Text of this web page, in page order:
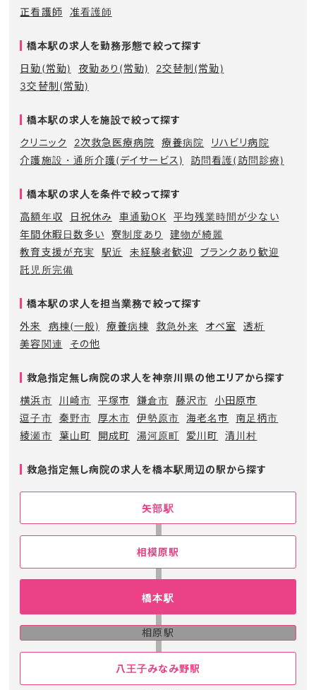
正看護師
准看護師
橋本駅の求人を勤務形態で絞って探す
日勤(常勤)
夜勤あり(常勤)
2交替制(常勤)
3交替制(常勤)
橋本駅の求人を施設で絞って探す
クリニック
2次救急医療病院 療養病院
リハビリ病院
介護施設・通所介護(デイサービス)
訪問看護(訪問診療)
橋本駅の求人を条件で絞って探す
高額年収
日祝休み 車通勤OK
平均残業時間が少ない
年間休暇日数多い
寮制度あり
建物が綺麗
教育支援が充実
駅近 未経験者歓迎
ブランクあり歓迎
託児所完備
橋本駅の求人を担当業務で絞って探す
外来
病棟(一般) 療養病棟 救急外来 オペ室
透析
美容関連
その他
救急指定無し病院の求人を神奈川県の他エリアから探す
横浜市
川崎市 平塚市 鎌倉市 藤沢市
小田原市
逗子市
秦野市 厚木市 伊勢原市 海老名市
南足柄市
綾瀬市
葉山町 開成町 湯河原町 愛川町 清川村
救急指定無し病院の求人を橋本駅周辺の駅から探す
矢部駅
相模原駅
橋本駅
相原駅
八王子みなみ野駅